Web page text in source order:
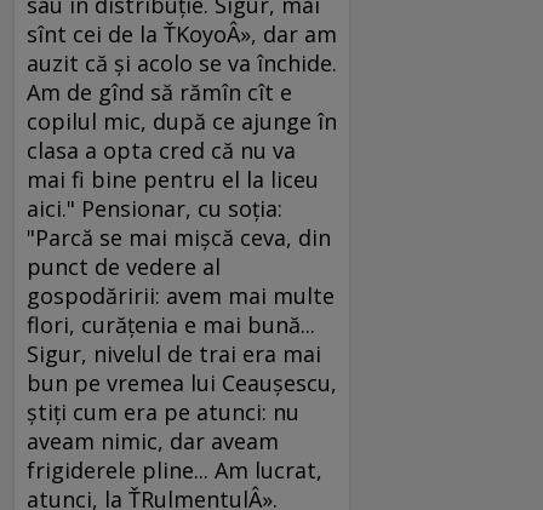
sînt cei de la ŤKoyoÂ», dar am
auzit că şi acolo se va închide.
Am de gînd să rămîn cît e
copilul mic, după ce ajunge în
clasa a opta cred că nu va
mai fi bine pentru el la liceu
aici." Pensionar, cu soţia:
"Parcă se mai mişcă ceva, din
punct de vedere al
gospodăririi: avem mai multe
flori, curăţenia e mai bună...
Sigur, nivelul de trai era mai
bun pe vremea lui Ceauşescu,
ştiţi cum era pe atunci: nu
aveam nimic, dar aveam
frigiderele pline... Am lucrat,
atunci, la ŤRulmentulÂ».